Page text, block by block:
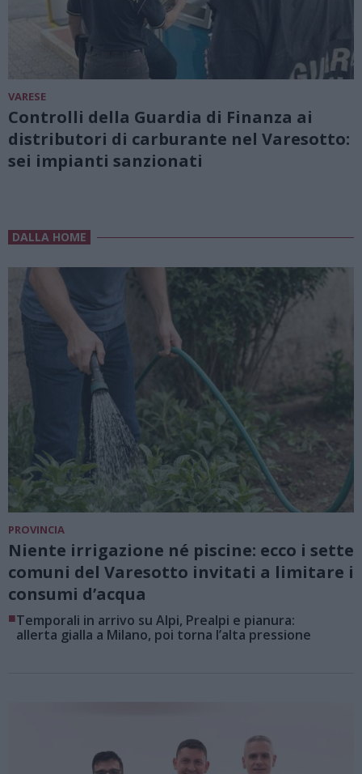
VARESE
Controlli della Guardia di Finanza ai
distributori di carburante nel Varesotto:
sei impianti sanzionati
DALLA HOME
PROVINCIA
Niente irrigazione né piscine: ecco i sette
comuni del Varesotto invitati a limitare i
consumi d’acqua
■Temporali in arrivo su Alpi, Prealpi e pianura:
allerta gialla a Milano, poi torna l’alta pressione